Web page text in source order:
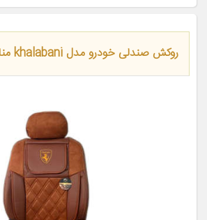
روکش صندلی خودرو مدل khalabani مناسب برای کوییک